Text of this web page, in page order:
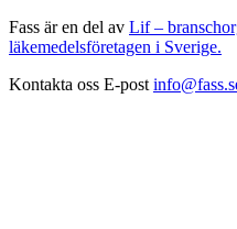
Fass är en del av Lif –
läkemedelsföretagen i Sverige.
Kontakta oss E-post